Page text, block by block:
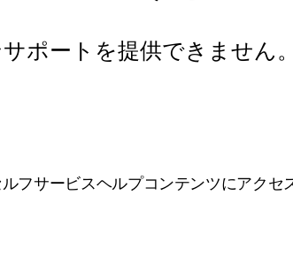
ポートを提供できません。
フサービスヘルプコンテンツにアクセ